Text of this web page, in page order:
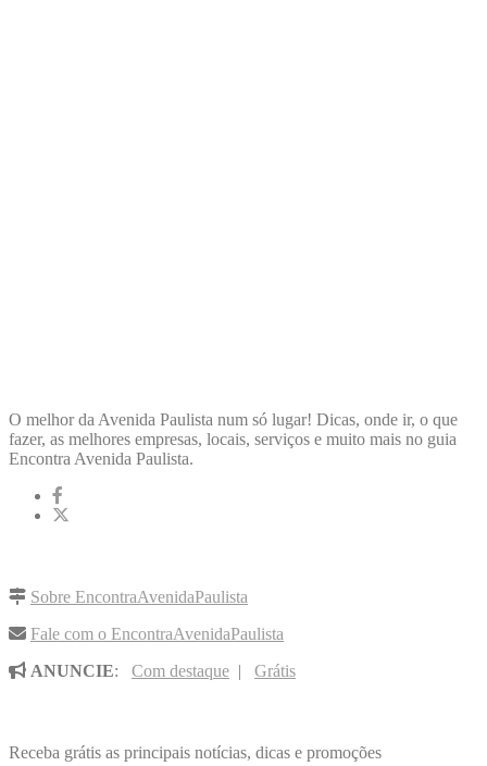
O melhor da Avenida Paulista num só lugar! Dicas, onde ir, o que
fazer, as melhores empresas, locais, serviços e muito mais no guia
Encontra Avenida Paulista.
Sobre EncontraAvenidaPaulista
Fale com o EncontraAvenidaPaulista
ANUNCIE: Com destaque | Grátis
Receba grátis as principais notícias, dicas e promoções